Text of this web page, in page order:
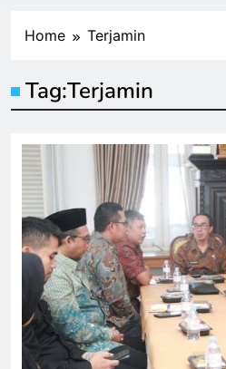
Home Terjamin
Tag:Terjamin